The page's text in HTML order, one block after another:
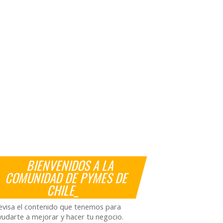
BIENVENIDOS A LA
COMUNIDAD DE PYMES DE
CHILE_
el contenido que tenemos para
a mejorar y hacer tu negocio.